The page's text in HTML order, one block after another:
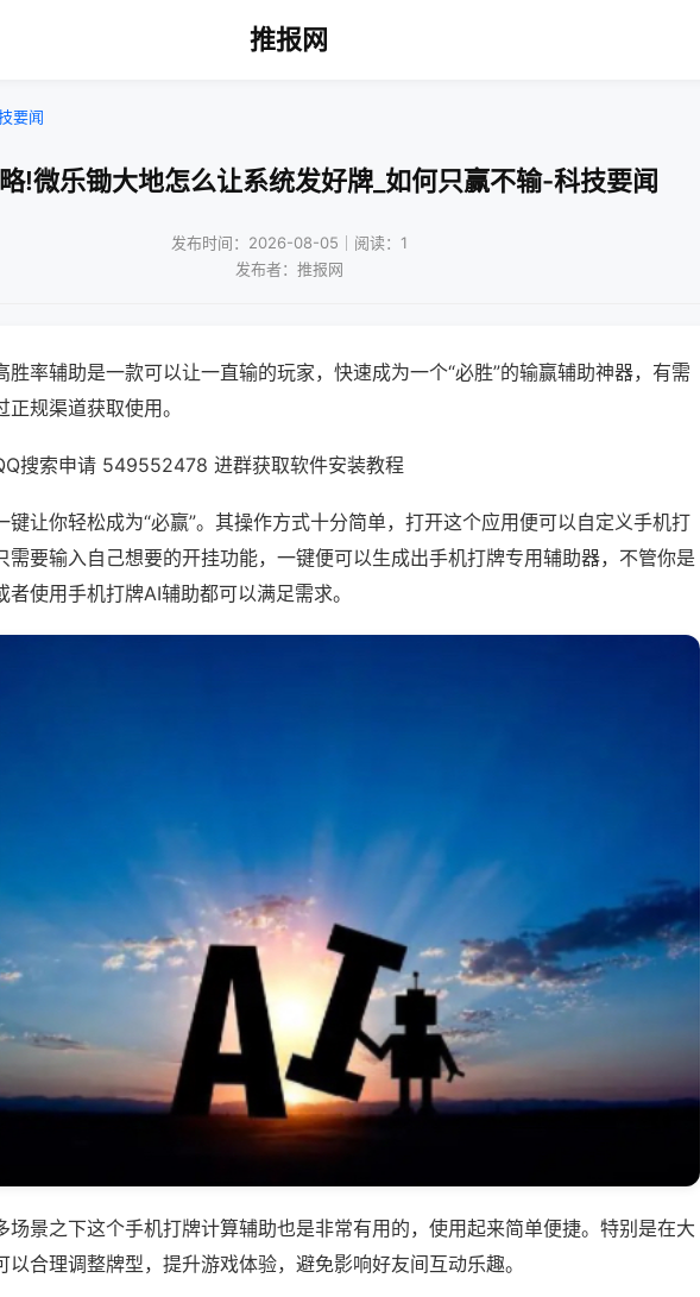
推报网
要闻
!微乐锄大地怎么让系统发好牌_如何只赢不输-科技要闻
发布时间：2026-08-05｜阅读：1
发布者：推报网
胜率辅助是一款可以让一直输的玩家，快速成为一个“必胜”的输赢辅助神器，有需
规渠道获取使用。
搜索申请 549552478 进群获取软件安装教程
键让你轻松成为“必赢”。其操作方式十分简单，打开这个应用便可以自定义手机打
需要输入自己想要的开挂功能，一键便可以生成出手机打牌专用辅助器，不管你是
者使用手机打牌AI辅助都可以满足需求。
场景之下这个手机打牌计算辅助也是非常有用的，使用起来简单便捷。特别是在大
以合理调整牌型，提升游戏体验，避免影响好友间互动乐趣。